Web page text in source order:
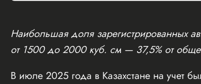
Наибольшая доля зарегистрированных
от 1500 до 2000 куб. см — 37,5% от
В июле 2025 года в Казахстане на учет